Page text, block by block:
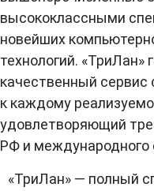
высококлассными
новейших
технологий. «ТриЛан»
качественный
к каждому
удовлетворяющий
РФ и международного
«ТриЛан» — полный